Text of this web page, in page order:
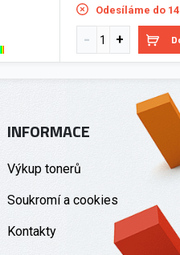
Odesíláme do
INFORMACE
Výkup tonerů
Soukromí a cookies
Kontakty